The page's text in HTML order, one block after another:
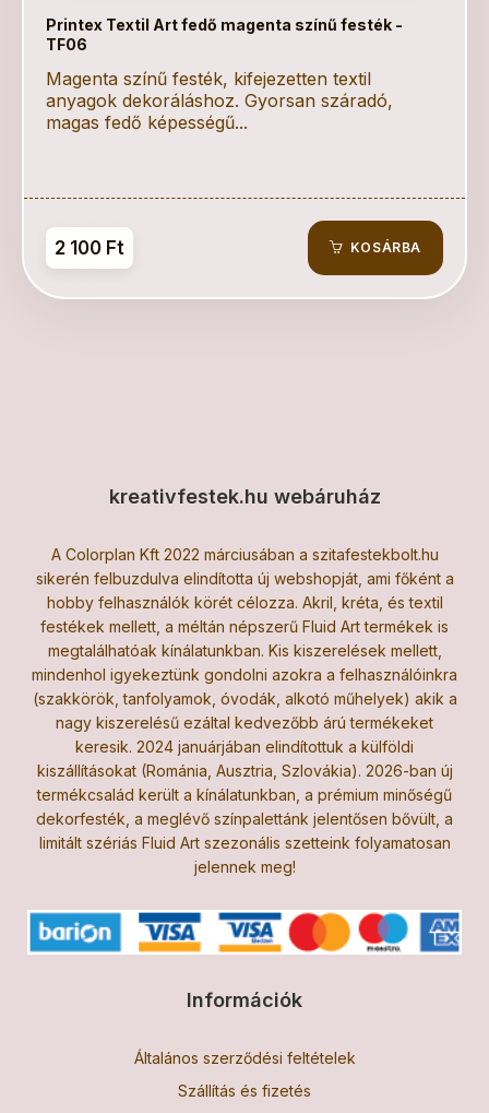
Printex Textil Art fedő magenta színű festék -
TF06
Magenta színű festék, kifejezetten textil
anyagok dekoráláshoz. Gyorsan száradó,
magas fedő képességű...
2 100 Ft KOSÁRBA
kreativfestek.hu webáruház
A Colorplan Kft 2022 márciusában a szitafestekbolt.hu
sikerén felbuzdulva elindította új webshopját, ami főként a
hobby felhasználók körét célozza. Akril, kréta, és textil
festékek mellett, a méltán népszerű Fluid Art termékek is
megtalálhatóak kínálatunkban. Kis kiszerelések mellett,
mindenhol igyekeztünk gondolni azokra a felhasználóinkra
(szakkörök, tanfolyamok, óvodák, alkotó műhelyek) akik a
nagy kiszerelésű ezáltal kedvezőbb árú termékeket
keresik. 2024 januárjában elindítottuk a külföldi
kiszállításokat (Románia, Ausztria, Szlovákia). 2026-ban új
termékcsalád került a kínálatunkban, a prémium minőségű
dekorfesték, a meglévő színpalettánk jelentősen bővült, a
limitált szériás Fluid Art szezonális szetteink folyamatosan
jelennek meg!
Információk
Általános szerződési feltételek
Szállítás és fizetés